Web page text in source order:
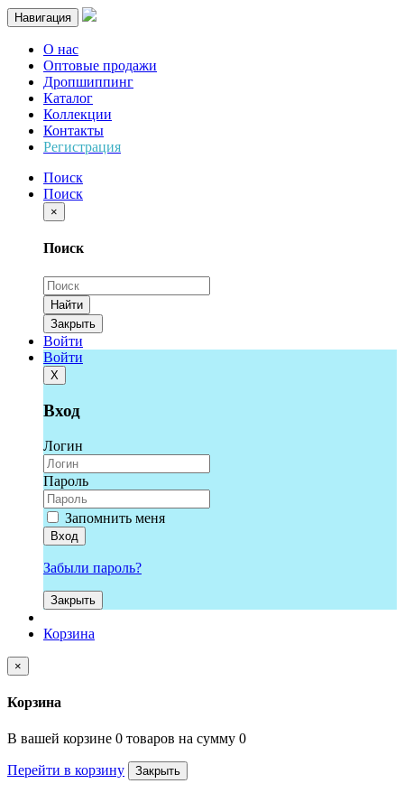
Навигация
О нас
Оптовые продажи
Дропшиппинг
Каталог
Коллекции
Контакты
Регистрация
Поиск
Поиск
×
Поиск
Найти
Закрыть
Войти
Войти
Х
Вход
Логин
Пароль
Запомнить меня
Вход
Забыли пароль?
Закрыть
Корзина
×
Корзина
В вашей корзине 0 товаров на сумму 0
Перейти в корзину Закрыть